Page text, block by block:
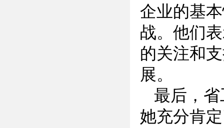
企业的基
战。他们
的关注和
展。
最后，
她充分肯